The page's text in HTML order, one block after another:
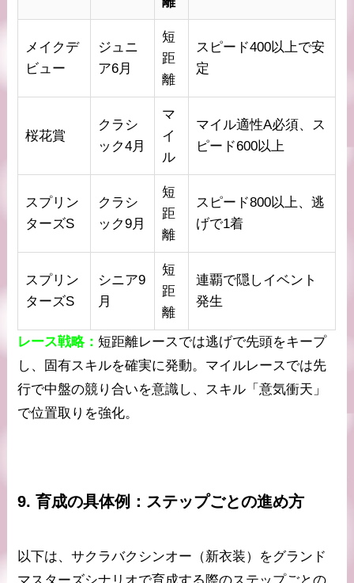
メイクデ
ビュー
ジュニ
ア6月
短
距
離
スピード400以上で安
定
桜花賞
クラシ
ック4月
マ
イ
ル
マイル適性A必須、ス
ピード600以上
スプリン
ターズS
クラシ
ック9月
短
距
離
スピード800以上、逃
げで1着
スプリン
ターズS
シニア9
月
短
距
離
連覇で隠しイベント
発生
レース戦略：短距離レースでは逃げで先頭をキープ
し、固有スキルを確実に発動。マイルレースでは先
行で中盤の競り合いを意識し、スキル「意気衝天」
で位置取りを強化。
9. 育成の具体例：ステップごとの進め方
以下は、サクラバクシンオー（新衣装）をグランド
マスターズシナリオで育成する際のステップごとの